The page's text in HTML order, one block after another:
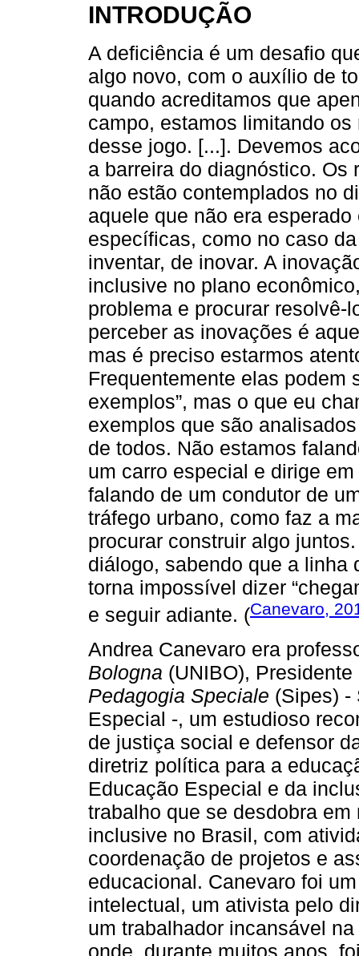
INTRODUÇÃO
A deficiência é um desafio
algo novo, com o auxílio de
quando acreditamos que
campo, estamos limitando
desse jogo. [...]. Devemos
a barreira do diagnóstico. Os
não estão contemplados no
aquele que não era
específicas, como no caso
inventar, de inovar. A
inclusive no plano
problema e procurar resolvê-
perceber as inovações é
mas é preciso estarmos
Frequentemente elas podem
exemplos”, mas o que eu
exemplos que são
de todos. Não estamos
um carro especial e dirige
falando de um condutor de
tráfego urbano, como faz a
procurar construir algo
diálogo, sabendo que a linha
torna impossível dizer
e seguir adiante. (Canevaro,
Andrea Canevaro era
Bologna (UNIBO),
Pedagogia Speciale (Sipes) -
Especial -, um estudioso
de justiça social e defensor
diretriz política para a
Educação Especial e da
trabalho que se desdobra
inclusive no Brasil, com
coordenação de projetos e
educacional. Canevaro foi
intelectual, um ativista pelo
um trabalhador incansável
onde, durante muitos anos,